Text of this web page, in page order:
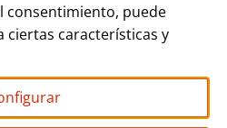
consentimiento, puede
ciertas características y